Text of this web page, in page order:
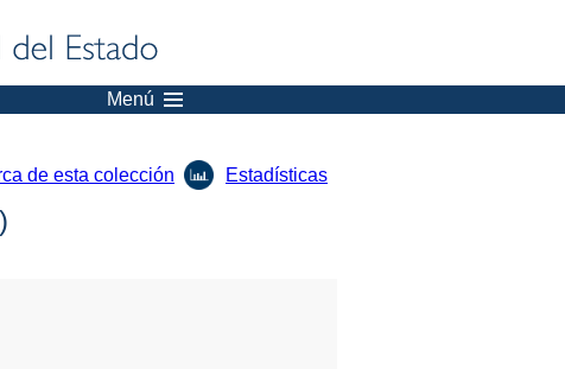
Menú
de esta colección Estadísticas